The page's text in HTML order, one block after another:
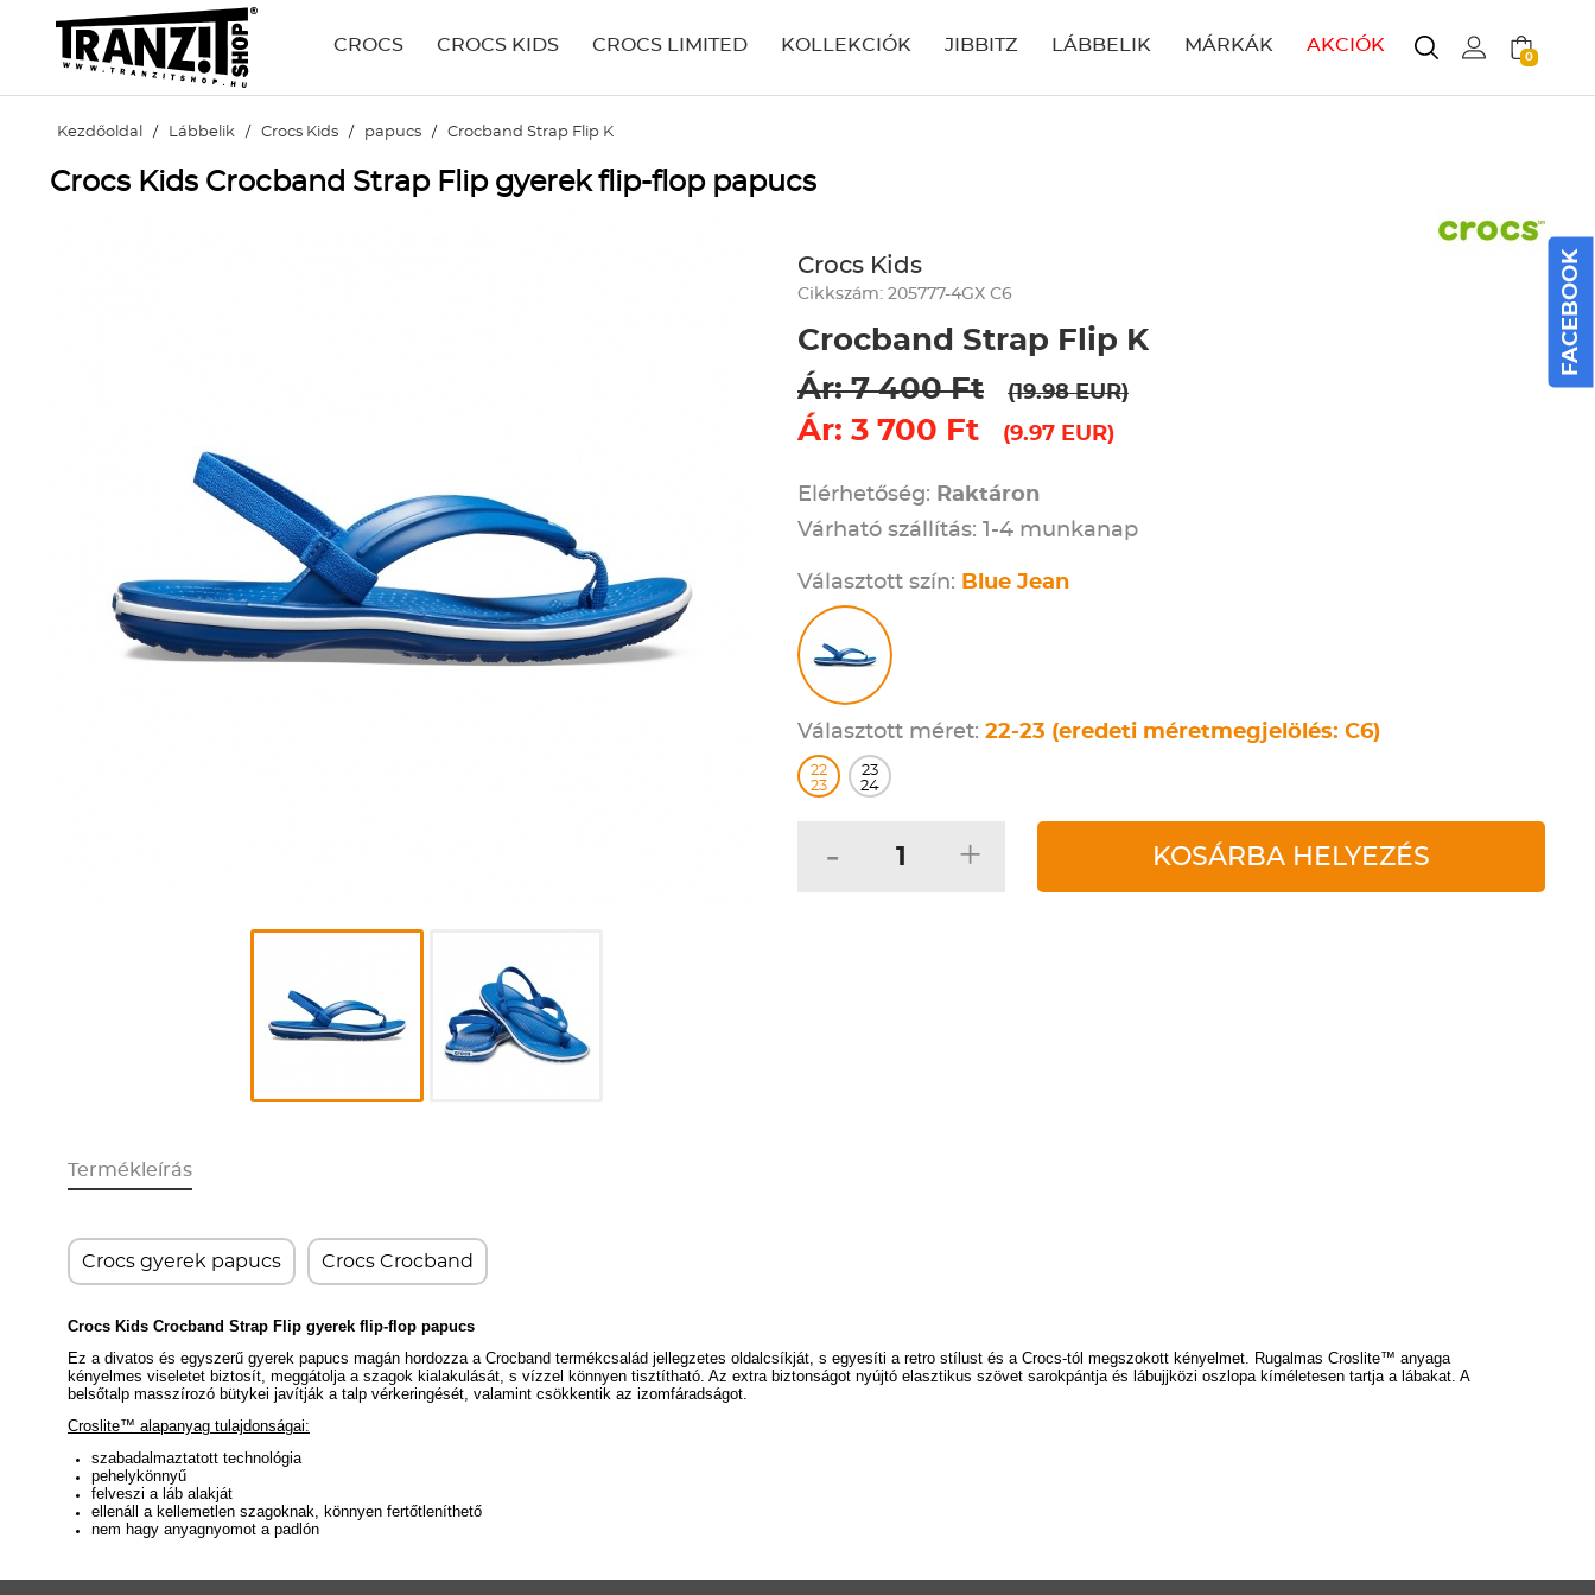
CROCS CROCS KIDS CROCS LIMITED KOLLEKCIÓK JIBBITZ LÁBBELIK MÁRKÁK AKCIÓK
0
Kezdőoldal / Lábbelik / Crocs Kids / papucs / Crocband Strap Flip K
Crocs Kids Crocband Strap Flip gyerek flip-flop papucs
Crocs Kids
Cikkszám: 205777-4GX C6
Crocband Strap Flip K
Ár: 7 400 Ft
(19.98 EUR)
Ár: 3 700 Ft (9.97 EUR)
Elérhetőség: Raktáron
Várható szállítás: 1-4 munkanap
Választott szín: Blue Jean
Választott méret: 22-23 (eredeti méretmegjelölés: C6)
22
23
23
24
- + KOSÁRBA HELYEZÉS
Termékleírás
Crocs gyerek papucs Crocs Crocband
Crocs Kids Crocband Strap Flip gyerek flip-flop papucs
Ez a divatos és egyszerű gyerek papucs magán hordozza a Crocband termékcsalád jellegzetes oldalcsíkját, s egyesíti a retro stílust és a Crocs-tól megszokott kényelmet. Rugalmas Croslite™ anyaga
kényelmes viseletet biztosít, meggátolja a szagok kialakulását, s vízzel könnyen tisztítható. Az extra biztonságot nyújtó elasztikus szövet sarokpántja és lábujjközi oszlopa kíméletesen tartja a lábakat. A
belsőtalp masszírozó bütykei javítják a talp vérkeringését, valamint csökkentik az izomfáradságot.
Croslite™ alapanyag tulajdonságai:
szabadalmaztatott technológia
pehelykönnyű
felveszi a láb alakját
ellenáll a kellemetlen szagoknak, könnyen fertőtleníthető
nem hagy anyagnyomot a padlón
FACEBOOK